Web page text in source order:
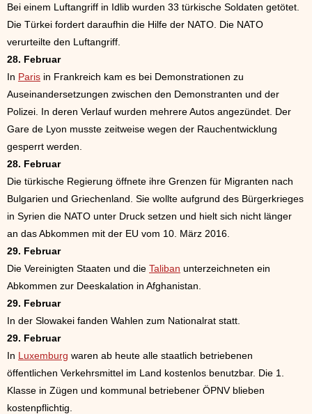
Bei einem Luftangriff in Idlib wurden 33 türkische Soldaten getötet.
Die Türkei fordert daraufhin die Hilfe der NATO. Die NATO
verurteilte den Luftangriff.
28. Februar
In Paris in Frankreich kam es bei Demonstrationen zu
Auseinandersetzungen zwischen den Demonstranten und der
Polizei. In deren Verlauf wurden mehrere Autos angezündet. Der
Gare de Lyon musste zeitweise wegen der Rauchentwicklung
gesperrt werden.
28. Februar
Die türkische Regierung öffnete ihre Grenzen für Migranten nach
Bulgarien und Griechenland. Sie wollte aufgrund des Bürgerkrieges
in Syrien die NATO unter Druck setzen und hielt sich nicht länger
an das Abkommen mit der EU vom 10. März 2016.
29. Februar
Die Vereinigten Staaten und die Taliban unterzeichneten ein
Abkommen zur Deeskalation in Afghanistan.
29. Februar
In der Slowakei fanden Wahlen zum Nationalrat statt.
29. Februar
In Luxemburg waren ab heute alle staatlich betriebenen
öffentlichen Verkehrsmittel im Land kostenlos benutzbar. Die 1.
Klasse in Zügen und kommunal betriebener ÖPNV blieben
kostenpflichtig.